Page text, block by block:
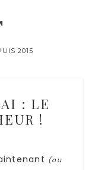
2015
: LE
!
(ou